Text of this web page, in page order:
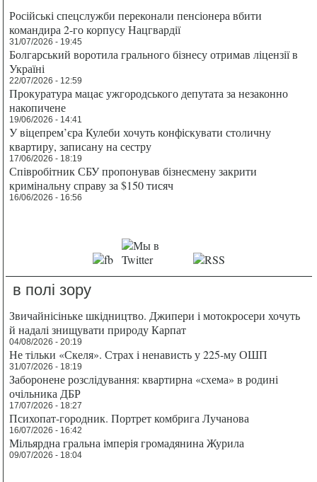
Російські спецслужби переконали пенсіонера вбити
командира 2-го корпусу Нацгвардії
31/07/2026 - 19:45
Болгарський воротила грального бізнесу отримав ліцензії в
Україні
22/07/2026 - 12:59
Прокуратура мацає ужгородського депутата за незаконно
накопичене
19/06/2026 - 14:41
У віцепрем’єра Кулеби хочуть конфіскувати столичну
квартиру, записану на сестру
17/06/2026 - 18:19
Співробітник СБУ пропонував бізнесмену закрити
кримінальну справу за $150 тисяч
16/06/2026 - 16:56
в полі зору
Звичайнісіньке шкідництво. Джипери і мотокросери хочуть
й надалі знищувати природу Карпат
04/08/2026 - 20:19
Не тільки «Скеля». Страх і ненависть у 225-му ОШП
31/07/2026 - 18:19
Заборонене розслідування: квартирна «схема» в родині
очільника ДБР
17/07/2026 - 18:27
Психопат-городник. Портрет комбрига Лучанова
16/07/2026 - 16:42
Мільярдна гральна імперія громадянина Журила
09/07/2026 - 18:04